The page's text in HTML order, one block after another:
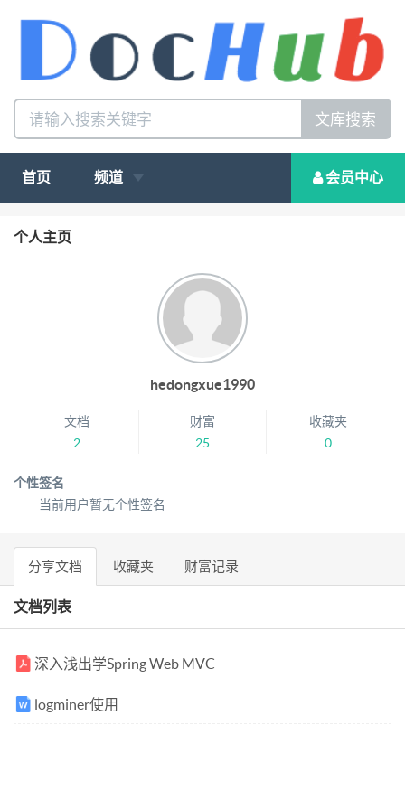
文库搜索
首页 频道 会员中心
个人主页
hedongxue1990
文档
2
财富
25
收藏夹
0
个性签名
当前用户暂无个性签名
分享文档 收藏夹 财富记录
文档列表
深入浅出学Spring Web MVC
logminer使用